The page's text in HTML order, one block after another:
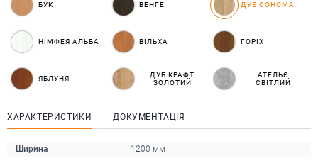
БУК ВЕНГЕ ДУБ СОНОМА
НІМФЕЯ АЛЬБА ВІЛЬХА ГОРІХ
ЯБЛУНЯ
ДУБ КРАФТ
ЗОЛОТИЙ
АТЕЛЬЄ
СВІТЛИЙ
ХАРАКТЕРИСТИКИ ДОКУМЕНТАЦІЯ
Ширина 1200 мм